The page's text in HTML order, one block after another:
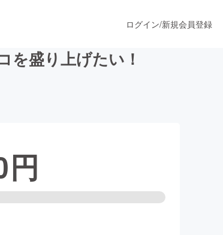
ファッション
ログイン/新規会員登録
を盛り上げたい！
円